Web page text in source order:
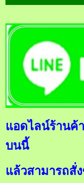
แอดไลน์ร้านค้
บนนี้
แล้วสามารถสั่